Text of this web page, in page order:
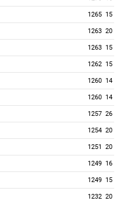
1265 15
1263 20
1263 15
1262 15
1260 14
1260 14
1257 26
1254 20
1251 20
1249 16
1249 15
1232 20